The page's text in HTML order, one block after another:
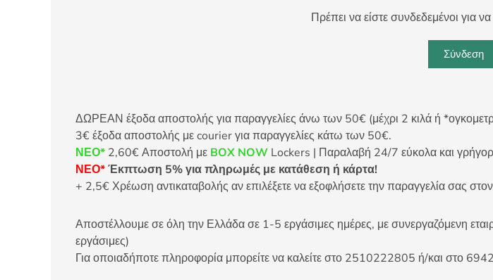
Πρέπει να είστε συνδεδεμένοι για
Σύνδεση
ΔΩΡΕΑΝ έξοδα αποστολής για παραγγελίες άνω των 50€ (μέχρι 2 κιλά ή
3€ έξοδα αποστολής με courier για παραγγελίες κάτω των 50€.
ΝΕΟ* 2,60€ Αποστολή με BOX NOW Lockers | Παραλαβή 24/7 εύκολα και
ΝΕΟ*Έκπτωση 5% για πληρωμές με κατάθεση ή κάρτα!
+ 2,5€ Χρέωση αντικαταβολής αν επιλέξετε να εξοφλήσετε την παραγγελία σας
Αποστέλλουμε σε όλη την Ελλάδα σε 1-5 εργάσιμες ημέρες, με συνεργαζόμενη
εργάσιμες)
Για οποιαδήποτε πληροφορία μπορείτε να καλείτε στο 2510222805 ή/και στο